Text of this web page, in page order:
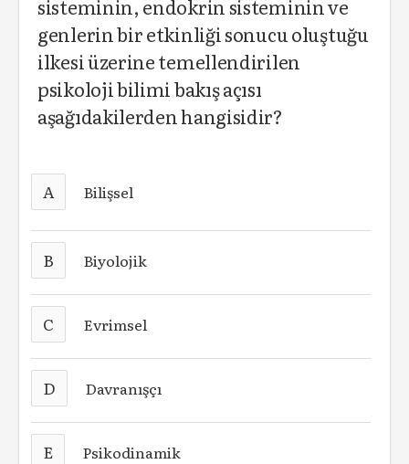
sisteminin, endokrin sisteminin ve
genlerin bir etkinliği sonucu oluştuğu
ilkesi üzerine temellendirilen
psikoloji bilimi bakış açısı
aşağıdakilerden hangisidir?
A Bilişsel
B Biyolojik
C Evrimsel
D Davranışçı
E Psikodinamik